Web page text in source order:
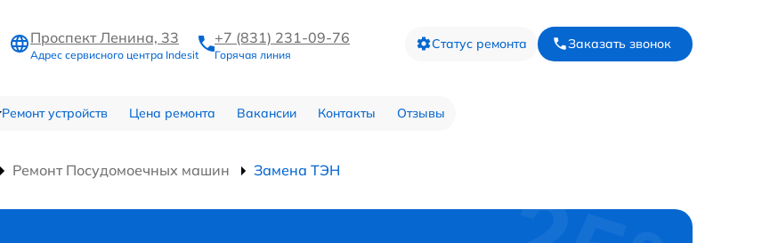
Проспект Ленина, 33
Адрес сервисного центра Indesit
+7 (831) 231-09-76
Горячая линия
Статус ремонта Заказать звонок
Ремонт устройств Цена ремонта Вакансии Контакты Отзывы
Ремонт Посудомоечных машин Замена ТЭН